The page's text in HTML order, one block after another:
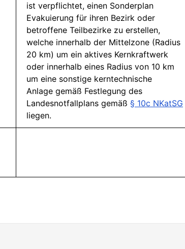
ist verpflichtet, einen Sonderplan
Evakuierung für ihren Bezirk oder
betroffene Teilbezirke zu erstellen,
welche innerhalb der Mittelzone (Radius
20 km) um ein aktives Kernkraftwerk
oder innerhalb eines Radius von 10 km
um eine sonstige kerntechnische
Anlage gemäß Festlegung des
Landesnotfallplans gemäß § 10c NKatSG
liegen.